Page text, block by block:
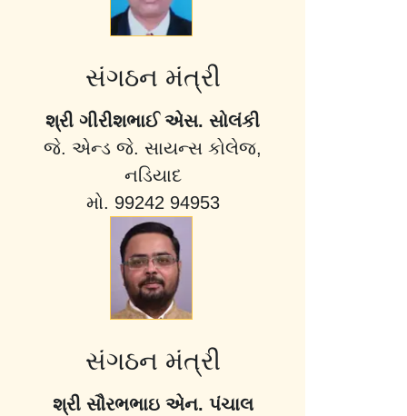
સંગઠન મંત્રી
શ્રી ગીરીશભાઈ એસ. સોલંકી
જે. એન્ડ જે. સાયન્સ કોલેજ,
નડિયાદ
મો. 99242 94953
સંગઠન મંત્રી
શ્રી સૌરભભાઇ એન. પંચાલ